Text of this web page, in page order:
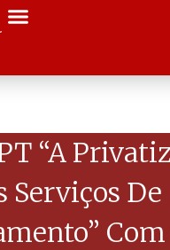
“A
Serviços De
Com